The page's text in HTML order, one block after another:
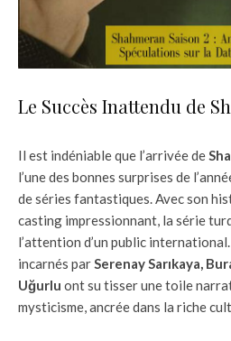
Le Succès Inattendu de
Il est indéniable que l’arrivée de
l’une des bonnes surprises de
de séries fantastiques. Avec son
casting impressionnant, la série
l’attention d’un public
incarnés parSerenay Sarıkaya,
Uğurlu ont su tisser une toile
mysticisme, ancrée dans la riche